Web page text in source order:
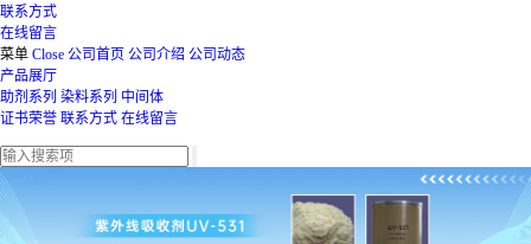
联系方式
在线留言
菜单 Close 公司首页 公司介绍 公司动态
产品展厅
助剂系列 染料系列 中间体
证书荣誉 联系方式 在线留言